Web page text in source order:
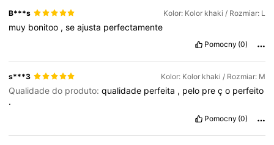
4,76
4,76 99K Obserwujący
4,76 99K Obserwujący
B***s Kolor: Kolor khaki / Rozmiar: L
muy bonitoo ,seajusta perfectamente
Pomocny (0)
s***3 Kolor: Kolor khaki / Rozmiar: M
Qualidade do produto:qualidade perfeita , pelo preço perfeito
.
Pomocny (0)